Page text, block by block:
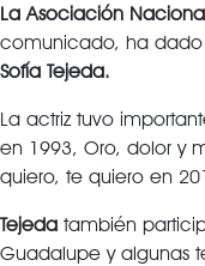
La Asociación
comunicado, ha
Sofía Tejeda.
La actriz tuvo
en 1993, Oro, dolor y
quiero, te quiero en
Tejeda también
Guadalupe y algunas